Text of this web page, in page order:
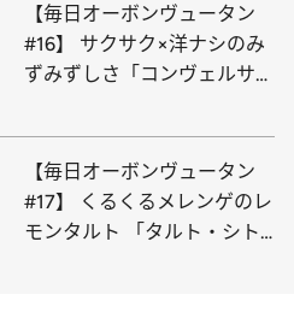
【毎日オーボンヴュータン
#16】 サクサク×洋ナシのみ
ずみずしさ「コンヴェルサシ
【毎日オーボンヴュータン
#17】 くるくるメレンゲのレ
モンタルト 「タルト・シト